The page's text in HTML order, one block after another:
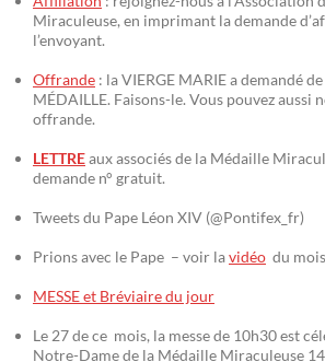
Miraculeuse, en imprimant la demande
l’envoyant.
Offrande : la VIERGE MARIE a demandé
MÉDAILLE. Faisons-le. Vous pouvez aussi
offrande.
LETTREaux associés de la Médaille
demande n° gratuit.
Tweets du Pape Léon XIV (@Pontifex_fr)
Prions avec le Pape – voir lavidéo du mois
MESSE et Bréviaire du jour
Le 27 de ce mois, la messe de 10h30 est
Notre-Dame de la Médaille Miraculeuse